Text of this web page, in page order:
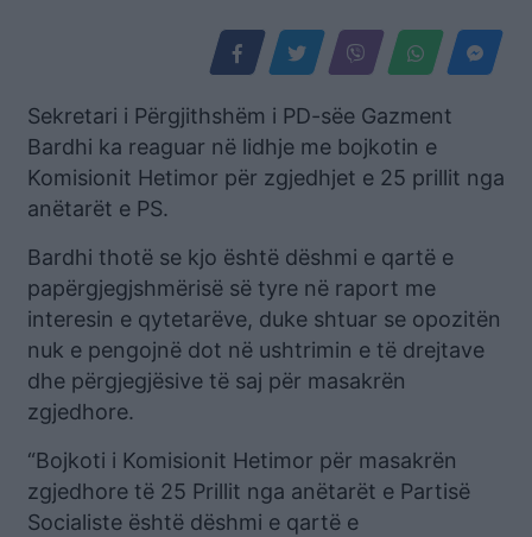
Sekretari i Përgjithshëm i PD-sëe Gazment
Bardhi ka reaguar në lidhje me bojkotin e
Komisionit Hetimor për zgjedhjet e 25 prillit nga
anëtarët e PS.
Bardhi thotë se kjo është dëshmi e qartë e
papërgjegjshmërisë së tyre në raport me
interesin e qytetarëve, duke shtuar se opozitën
nuk e pengojnë dot në ushtrimin e të drejtave
dhe përgjegjësive të saj për masakrën
zgjedhore.
“Bojkoti i Komisionit Hetimor për masakrën
zgjedhore të 25 Prillit nga anëtarët e Partisë
Socialiste është dëshmi e qartë e